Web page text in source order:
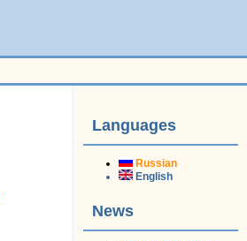
Languages
Russian
English
News